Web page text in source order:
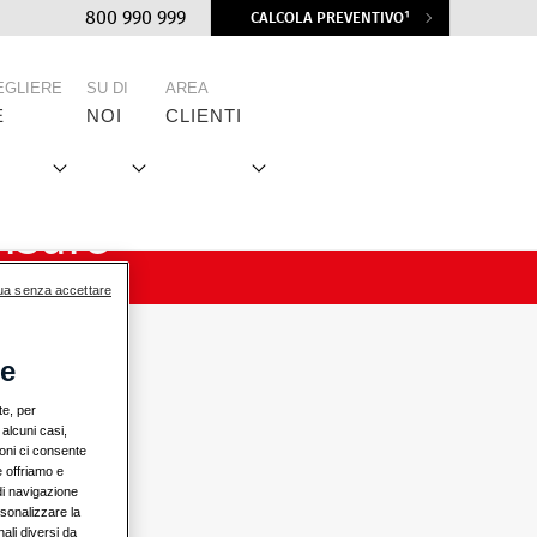
Top
menu
800 990 999 CALCOLA PREVENTIVO¹
NOI
SU DI
CLIENTI
AREA
per
casi,
ci consente
offriamo e
navigazione
la
diversi da
senza accettare